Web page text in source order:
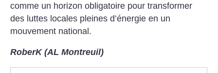
comme un horizon obligatoire pour transformer
des luttes locales pleinesd’énergie en un
mouvement national.
RoberK (AL Montreuil)